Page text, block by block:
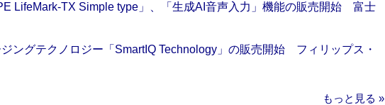
LifeMark-TX Simple type」、「生成AI音声入力」機能の販売開始 富士
ジングテクノロジー「SmartIQ Technology」の販売開始 フィリップス・
もっと見る »